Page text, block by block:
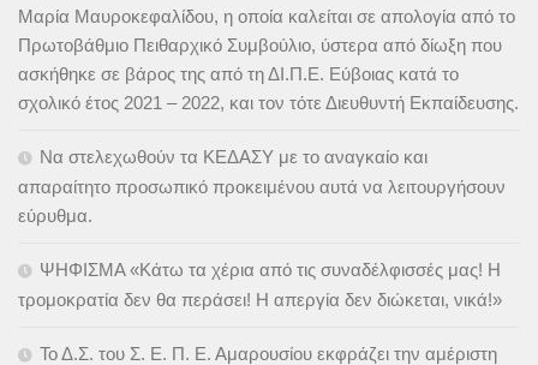
Μαρία Μαυροκεφαλίδου, η οποία καλείται σε απολογία από το
Πρωτοβάθμιο Πειθαρχικό Συμβούλιο, ύστερα από δίωξη που
ασκήθηκε σε βάρος της από τη ΔΙ.Π.Ε. Εύβοιας κατά το
σχολικό έτος 2021 – 2022, και τον τότε Διευθυντή Εκπαίδευσης.
Να στελεχωθούν τα ΚΕΔΑΣΥ με το αναγκαίο και
απαραίτητο προσωπικό προκειμένου αυτά να λειτουργήσουν
εύρυθμα.
ΨΗΦΙΣΜΑ «Κάτω τα χέρια από τις συναδέλφισσές μας! Η
τρομοκρατία δεν θα περάσει! Η απεργία δεν διώκεται, νικά!»
Το Δ.Σ. του Σ. Ε. Π. Ε. Αμαρουσίου εκφράζει την αμέριστη